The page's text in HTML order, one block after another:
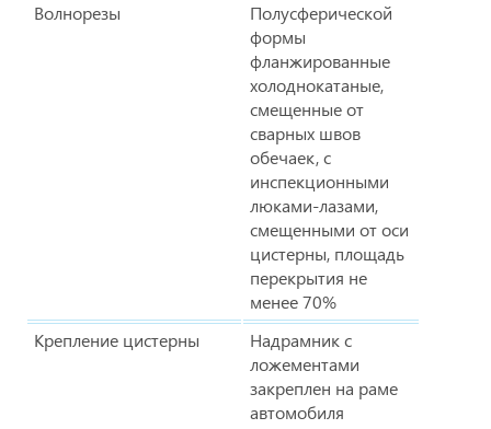
Волнорезы
Полусферической
формы
фланжированные
холоднокатаные,
смещенные от
сварных швов
обечаек, с
инспекционными
люками-лазами,
смещенными от оси
цистерны, площадь
перекрытия не
менее 70%
Крепление цистерны
Надрамник с
ложементами
закреплен на раме
автомобиля